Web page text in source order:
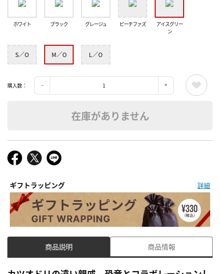
ホワイト ブラック グレージュ ピーチファズ
アイスグリー
ン
S／O M／O L／O
購入数：
在庫がありません
ギフトラッピング 詳細
商品説明 商品情報